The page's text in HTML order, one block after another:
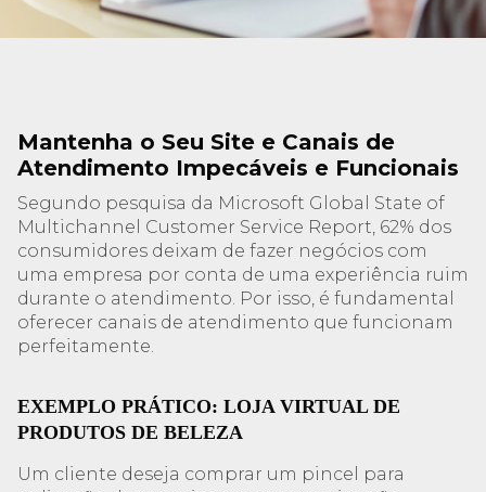
Mantenha o Seu Site e Canais de
Atendimento Impecáveis e Funcionais
Segundo pesquisa da Microsoft Global State of
Multichannel Customer Service Report, 62% dos
consumidores deixam de fazer negócios com
uma empresa por conta de uma experiência ruim
durante o atendimento. Por isso, é fundamental
oferecer canais de atendimento que funcionam
perfeitamente.
EXEMPLO PRÁTICO: LOJA VIRTUAL DE
PRODUTOS DE BELEZA
Um cliente deseja comprar um pincel para